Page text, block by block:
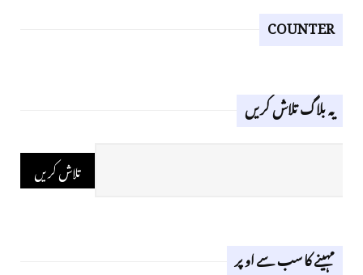
COUNTER
یہ بلاگ تلاش کریں
مہینے کا سب سے اوپر